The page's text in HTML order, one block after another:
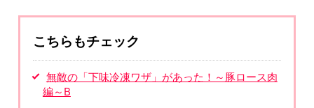
こちらもチェック
無敵の「下味冷凍ワザ」があった！～豚ロース肉
編～B